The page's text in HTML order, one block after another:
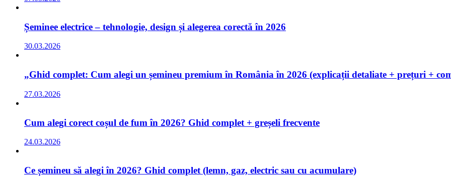
Șeminee electrice – tehnologie, design și alegerea corectă în 2026
30.03.2026
„Ghid complet: Cum alegi un șemineu premium în România în 2026 (explicații detaliate + prețuri +
27.03.2026
Cum alegi corect coșul de fum în 2026? Ghid complet + greșeli frecvente
24.03.2026
Ce șemineu să alegi în 2026? Ghid complet (lemn, gaz, electric sau cu acumulare)